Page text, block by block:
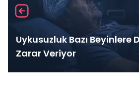
Uykusuzluk Bazı Beyinlere
Zarar Veriyor